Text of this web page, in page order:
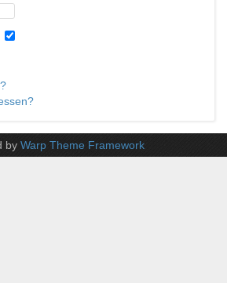
by Warp Theme Framework